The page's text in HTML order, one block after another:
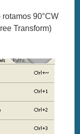
rotamos 90°CW
Transform)